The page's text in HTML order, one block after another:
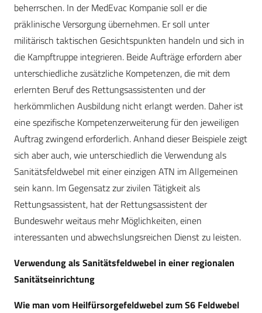
beherrschen. In der MedEvac Kompanie soll er die
präklinische Versorgung übernehmen. Er soll unter
militärisch taktischen Gesichtspunkten handeln und sich in
die Kampftruppe integrieren. Beide Aufträge erfordern aber
unterschiedliche zusätzliche Kompetenzen, die mit dem
erlernten Beruf des Rettungsassistenten und der
herkömmlichen Ausbildung nicht erlangt werden. Daher ist
eine spezifische Kompetenzerweiterung für den jeweiligen
Auftrag zwingend erforderlich. Anhand dieser Beispiele zeigt
sich aber auch, wie unterschiedlich die Verwendung als
Sanitätsfeldwebel mit einer einzigen ATN im Allgemeinen
sein kann. Im Gegensatz zur zivilen Tätigkeit als
Rettungsassistent, hat der Rettungsassistent der
Bundeswehr weitaus mehr Möglichkeiten, einen
interessanten und abwechslungsreichen Dienst zu leisten.
Verwendung als Sanitätsfeldwebel in einer regionalen
Sanitätseinrichtung
Wie man vom Heilfürsorgefeldwebel zum S6 Feldwebel